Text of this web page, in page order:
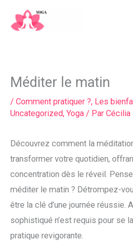
Méditer le matin
/ Comment pratiquer ?, Les
Uncategorized, Yoga / Par Cécilia
Découvrez comment la
transformer votre quotidien,
concentration dès le réveil.
méditer le matin ? Détrompez-
être la clé d’une journée réussie.
sophistiqué n’est requis pour se
pratique revigorante.